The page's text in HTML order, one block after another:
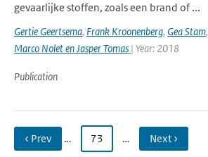
gevaarlijke stoffen, zoals een brand of ...
Gertie Geertsema, Frank Kroonenberg, Gea Stam,
Marco Nolet en Jasper Tomas | Year: 2018
Publication
‹ Prev … 73 … Next ›